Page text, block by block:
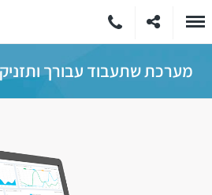
מערכת שתעבוד עבורך